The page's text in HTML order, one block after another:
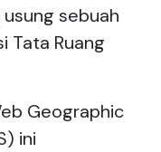
usung sebuah
Tata Ruang
Geographic
ini